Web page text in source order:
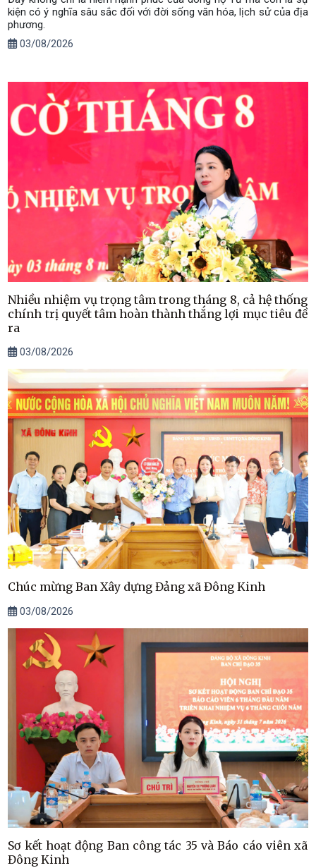
kiện có ý nghĩa sâu sắc đối với đời sống văn hóa, lịch sử của địa
phương.
03/08/2026
Nhiều nhiệm vụ trọng tâm trong tháng 8, cả hệ thống
chính trị quyết tâm hoàn thành thắng lợi mục tiêu đề
ra
03/08/2026
Chúc mừng Ban Xây dựng Đảng xã Đông Kinh
03/08/2026
Sơ kết hoạt động Ban công tác 35 và Báo cáo viên xã
Đông Kinh